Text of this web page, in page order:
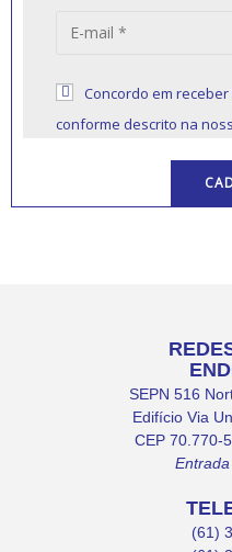
Concordo em receber
conforme descrito na
SEPN 516
Edifício Via
CEP 70.770-
(61)